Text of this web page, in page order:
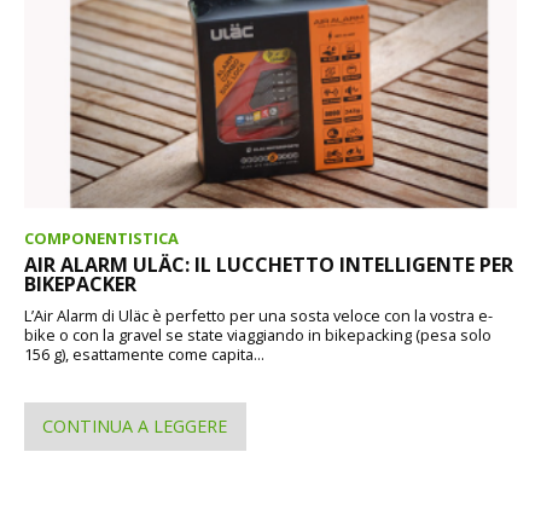
COMPONENTISTICA
AIR ALARM ULÄC: IL LUCCHETTO INTELLIGENTE PER
BIKEPACKER
L’Air Alarm di Uläc è perfetto per una sosta veloce con la vostra e-
bike o con la gravel se state viaggiando in bikepacking (pesa solo
156 g), esattamente come capita...
CONTINUA A LEGGERE